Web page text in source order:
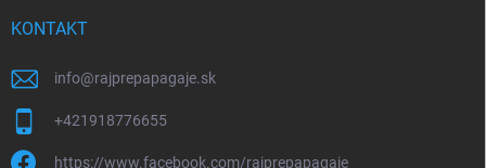
KONTAKT
info@rajprepapagaje.sk
+421918776655
https://www.facebook.com/rajprepapagaje